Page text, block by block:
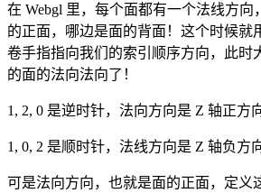
在 Webgl 里，每个面都有一个法线方向
的正面，哪边是面的背面！这个时候就
卷手指指向我们的索引顺序方向，此时
的面的法向法向了！
1, 2, 0 是逆时针，法向方向是 Z 轴正方
1, 0, 2 是顺时针，法线方向是 Z 轴负方
可是法向方向，也就是面的正面，定义